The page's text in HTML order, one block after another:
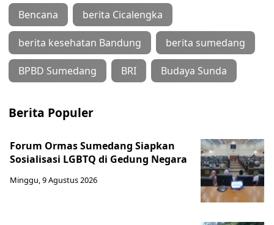
Bencana berita Cicalengka
berita kesehatan Bandung berita sumedang
BPBD Sumedang BRI Budaya Sunda
Berita Populer
Forum Ormas Sumedang Siapkan
Sosialisasi LGBTQ di Gedung Negara
Minggu, 9 Agustus 2026